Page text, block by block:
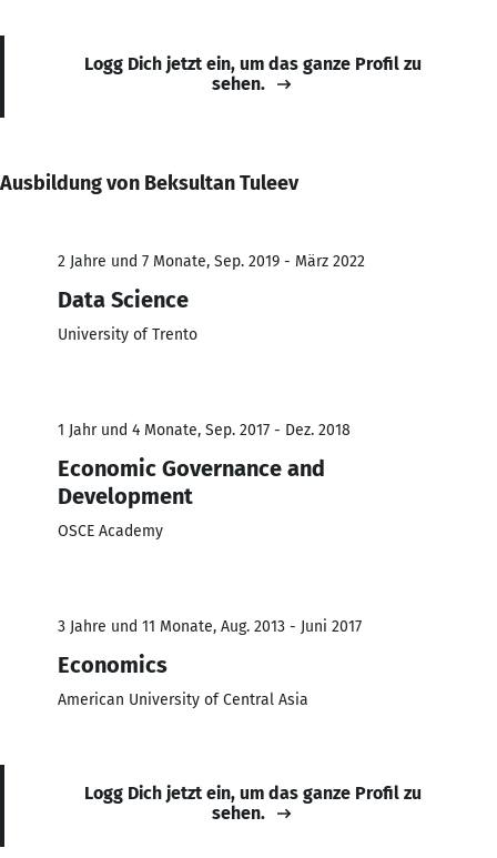
Logg Dich jetzt ein, um das ganze Profil zu
sehen.
Ausbildung von Beksultan Tuleev
2 Jahre und 7 Monate, Sep. 2019 - März 2022
Data Science
University of Trento
1 Jahr und 4 Monate, Sep. 2017 - Dez. 2018
Economic Governance and
Development
OSCE Academy
3 Jahre und 11 Monate, Aug. 2013 - Juni 2017
Economics
American University of Central Asia
Logg Dich jetzt ein, um das ganze Profil zu
sehen.